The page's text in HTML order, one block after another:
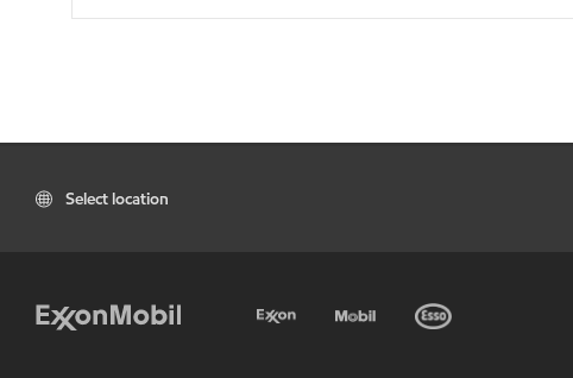
Select location